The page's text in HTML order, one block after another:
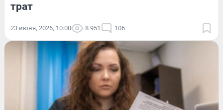
трат
23 июня, 2026, 10:00 8 951 106